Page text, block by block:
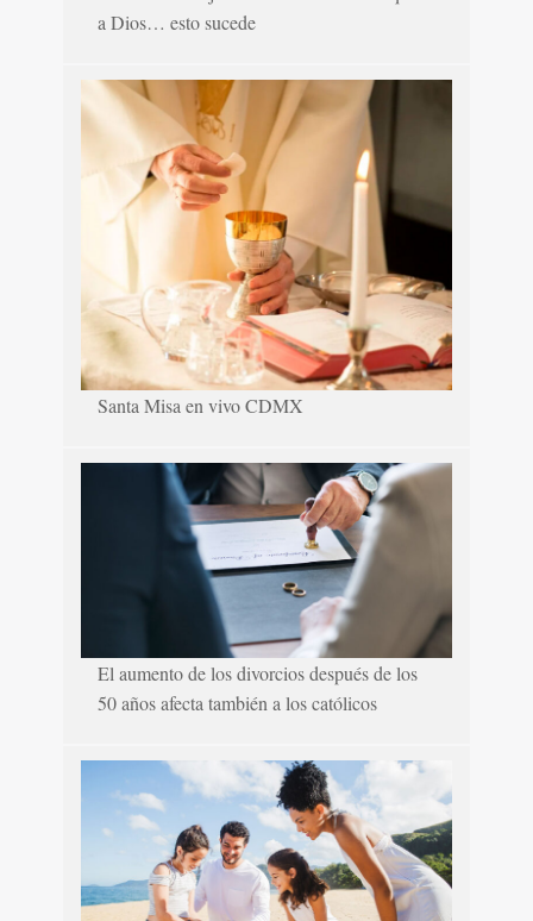
a Dios… esto sucede
Santa Misa en vivo CDMX
El aumento de los divorcios después de los
50 años afecta también a los católicos